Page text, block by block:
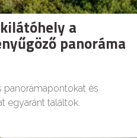
a
panoráma
panorámapontokat és
egyaránt találtok.